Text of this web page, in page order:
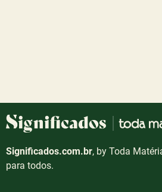
Significados.com.br, by Toda
para todos.